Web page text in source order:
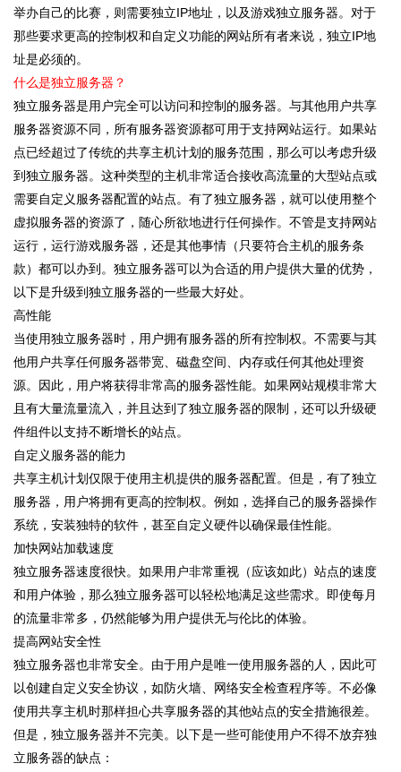
举办自己的比赛，则需要独立IP地址，以及游戏独立服务器。对于
那些要求更高的控制权和自定义功能的网站所有者来说，独立IP地
址是必须的。
什么是独立服务器？
独立服务器是用户完全可以访问和控制的服务器。与其他用户共享
服务器资源不同，所有服务器资源都可用于支持网站运行。如果站
点已经超过了传统的共享主机计划的服务范围，那么可以考虑升级
到独立服务器。这种类型的主机非常适合接收高流量的大型站点或
需要自定义服务器配置的站点。有了独立服务器，就可以使用整个
虚拟服务器的资源了，随心所欲地进行任何操作。不管是支持网站
运行，运行游戏服务器，还是其他事情（只要符合主机的服务条
款）都可以办到。独立服务器可以为合适的用户提供大量的优势，
以下是升级到独立服务器的一些最大好处。
高性能
当使用独立服务器时，用户拥有服务器的所有控制权。不需要与其
他用户共享任何服务器带宽、磁盘空间、内存或任何其他处理资
源。因此，用户将获得非常高的服务器性能。如果网站规模非常大
且有大量流量流入，并且达到了独立服务器的限制，还可以升级硬
件组件以支持不断增长的站点。
自定义服务器的能力
共享主机计划仅限于使用主机提供的服务器配置。但是，有了独立
服务器，用户将拥有更高的控制权。例如，选择自己的服务器操作
系统，安装独特的软件，甚至自定义硬件以确保最佳性能。
加快网站加载速度
独立服务器速度很快。如果用户非常重视（应该如此）站点的速度
和用户体验，那么独立服务器可以轻松地满足这些需求。即使每月
的流量非常多，仍然能够为用户提供无与伦比的体验。
提高网站安全性
独立服务器也非常安全。由于用户是唯一使用服务器的人，因此可
以创建自定义安全协议，如防火墙、网络安全检查程序等。不必像
使用共享主机时那样担心共享服务器的其他站点的安全措施很差。
但是，独立服务器并不完美。以下是一些可能使用户不得不放弃独
立服务器的缺点：